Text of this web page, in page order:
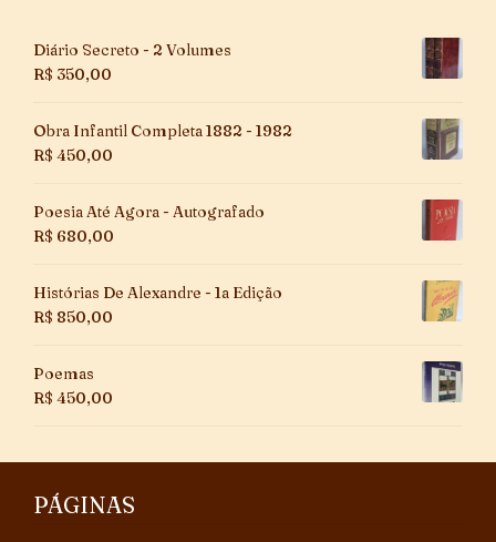
Diário Secreto - 2 Volumes
R$ 350,00
Obra Infantil Completa 1882 - 1982
R$ 450,00
Poesia Até Agora - Autografado
R$ 680,00
Histórias De Alexandre - 1a Edição
R$ 850,00
Poemas
R$ 450,00
PÁGINAS